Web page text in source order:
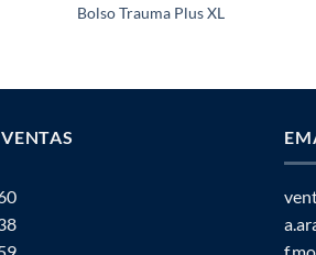
Bolso Trauma Plus XL